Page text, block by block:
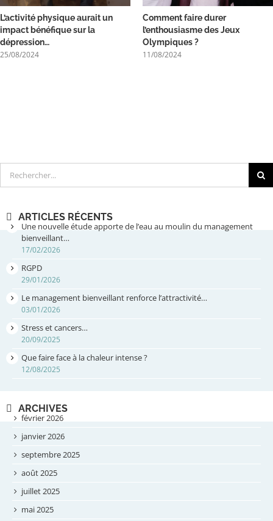
L’activité physique aurait un
impact bénéfique sur la
dépression…
25/08/2024
Comment faire durer
l’enthousiasme des Jeux
Olympiques ?
11/08/2024
Rechercher
ARTICLES RÉCENTS
Une nouvelle étude apporte de l’eau au moulin du management
bienveillant…
17/02/2026
RGPD
29/01/2026
Le management bienveillant renforce l’attractivité…
03/01/2026
Stress et cancers…
20/09/2025
Que faire face à la chaleur intense ?
12/08/2025
ARCHIVES
février 2026
janvier 2026
septembre 2025
août 2025
juillet 2025
mai 2025